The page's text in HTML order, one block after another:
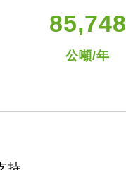
85,748
公噸/年